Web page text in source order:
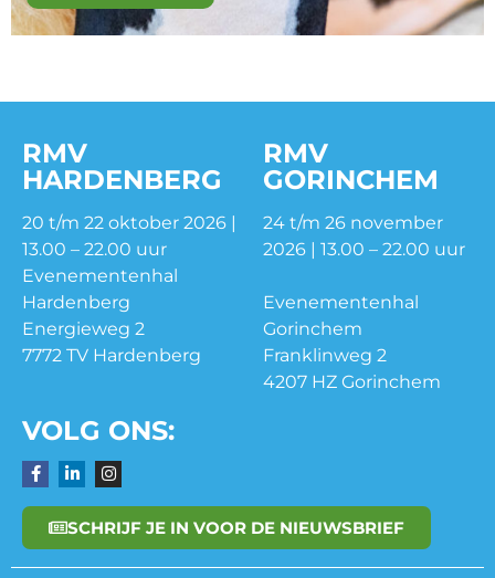
RMV
HARDENBERG
20 t/m 22 oktober 2026 |
13.00 – 22.00 uur
Evenementenhal
Hardenberg
Energieweg 2
7772 TV Hardenberg
RMV
GORINCHEM
24 t/m 26 november
2026 | 13.00 – 22.00 uur
Evenementenhal
Gorinchem
Franklinweg 2
4207 HZ Gorinchem
VOLG ONS:
SCHRIJF JE IN VOOR DE NIEUWSBRIEF